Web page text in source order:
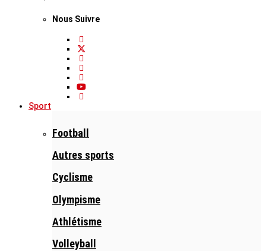
Nous Suivre
Sport
Football
Autres sports
Cyclisme
Olympisme
Athlétisme
Volleyball